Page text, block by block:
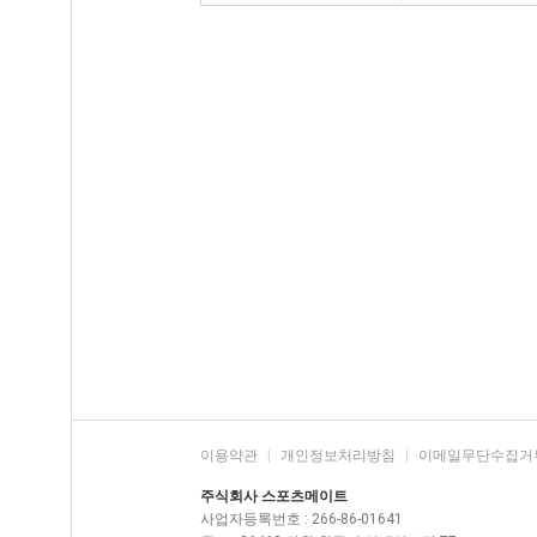
이용약관 개인정보처리방침 이메일무단수집거
주식회사 스포츠메이트
사업자등록번호 : 266-86-01641